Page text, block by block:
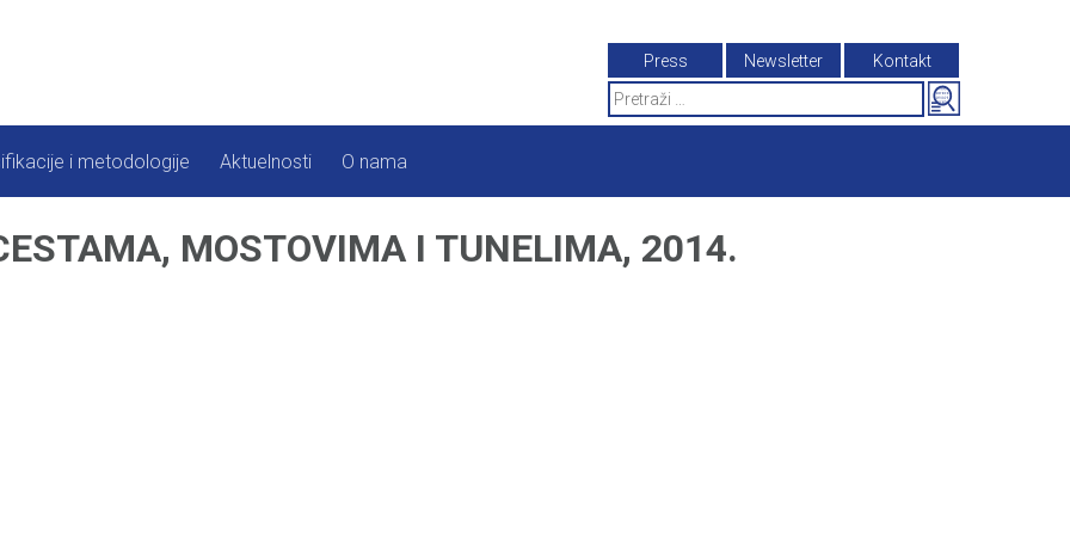
Press Newsletter
Kontakt
Search
for:
i metodologije Aktuelnosti O nama
MOSTOVIMA I TUNELIMA, 2014.